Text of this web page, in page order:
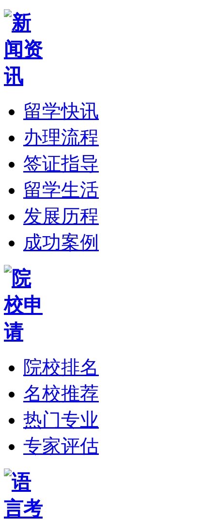
留学快讯
办理流程
签证指导
留学生活
发展历程
成功案例
院校排名
名校推荐
热门专业
专家评估